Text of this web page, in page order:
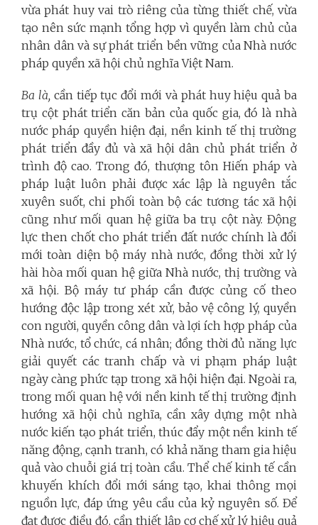
vừa phát huy vai trò riêng của từng thiết chế, vừa
tạo nên sức mạnh tổng hợp vì quyền làm chủ của
nhân dân và sự phát triển bền vững của Nhà nước
pháp quyền xã hội chủ nghĩa Việt Nam.
Ba là, cần tiếp tục đổi mới và phát huy hiệu quả ba
trụ cột phát triển căn bản của quốc gia, đó là nhà
nước pháp quyền hiện đại, nền kinh tế thị trường
phát triển đầy đủ và xã hội dân chủ phát triển ở
trình độ cao. Trong đó, thượng tôn Hiến pháp và
pháp luật luôn phải được xác lập là nguyên tắc
xuyên suốt, chi phối toàn bộ các tương tác xã hội
cũng như mối quan hệ giữa ba trụ cột này. Động
lực then chốt cho phát triển đất nước chính là đổi
mới toàn diện bộ máy nhà nước, đồng thời xử lý
hài hòa mối quan hệ giữa Nhà nước, thị trường và
xã hội. Bộ máy tư pháp cần được củng cố theo
hướng độc lập trong xét xử, bảo vệ công lý, quyền
con người, quyền công dân và lợi ích hợp pháp của
Nhà nước, tổ chức, cá nhân; đồng thời đủ năng lực
giải quyết các tranh chấp và vi phạm pháp luật
ngày càng phức tạp trong xã hội hiện đại. Ngoài ra,
trong mối quan hệ với nền kinh tế thị trường định
hướng xã hội chủ nghĩa, cần xây dựng một nhà
nước kiến tạo phát triển, thúc đẩy một nền kinh tế
năng động, cạnh tranh, có khả năng tham gia hiệu
quả vào chuỗi giá trị toàn cầu. Thể chế kinh tế cần
khuyến khích đổi mới sáng tạo, khai thông mọi
nguồn lực, đáp ứng yêu cầu của kỷ nguyên số. Để
đạt được điều đó, cần thiết lập cơ chế xử lý hiệu quả